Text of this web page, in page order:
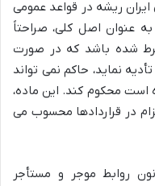
ایران ریشه در قواعد عمومی
به عنوان اصل کلی، صراحتاً
شده باشد که در صورت
نماید، حاکم نمی تواند
است محکوم کند. این ماده،
در قراردادها محسوب می
روابط موجر و مستأجر